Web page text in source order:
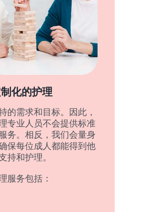
化的护理
的需求和目标。因此，
专业人员不会提供标准
务。相反，我们会量身
保每位成人都能得到他
持和护理。
服务包括：